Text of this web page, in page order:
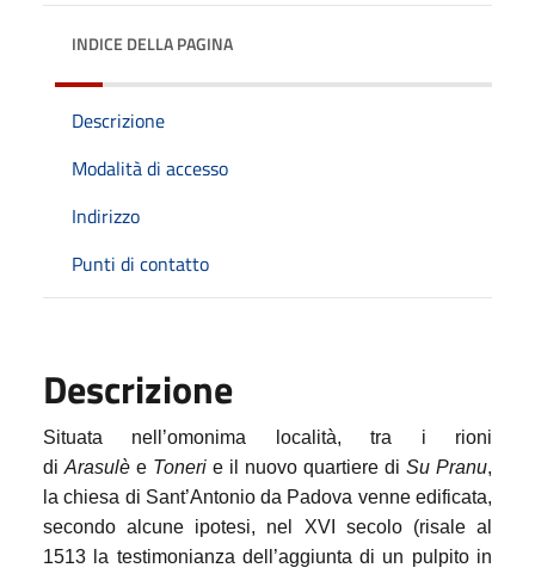
INDICE DELLA PAGINA
Descrizione
Modalità di accesso
Indirizzo
Punti di contatto
Descrizione
Situata nell’omonima località, tra i rioni
di Arasulè e Toneri e il nuovo quartiere di Su Pranu,
la chiesa di Sant’Antonio da Padova venne edificata,
secondo alcune ipotesi, nel XVI secolo (risale al
1513 la testimonianza dell’aggiunta di un pulpito in